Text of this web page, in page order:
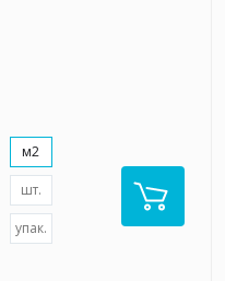
м2
шт.
упак.